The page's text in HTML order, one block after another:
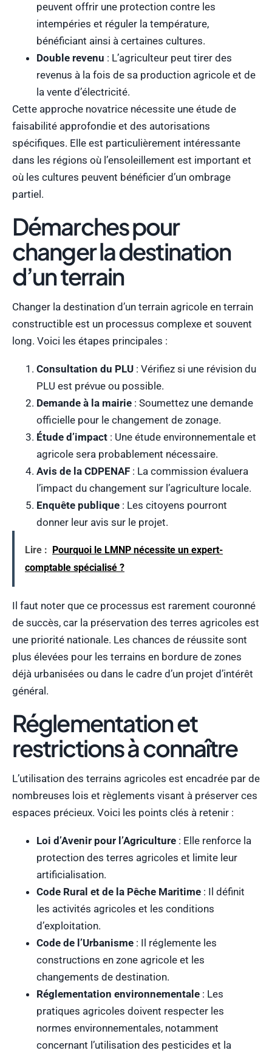
peuvent offrir une protection contre les
intempéries et réguler la température,
bénéficiant ainsi à certaines cultures.
Double revenu : L’agriculteur peut tirer des
revenus à la fois de sa production agricole et de
la vente d’électricité.
Cette approche novatrice nécessite une étude de
faisabilité approfondie et des autorisations
spécifiques. Elle est particulièrement intéressante
dans les régions où l’ensoleillement est important et
où les cultures peuvent bénéficier d’un ombrage
partiel.
Démarches pour
changer la destination
d’un terrain
Changer la destination d’un terrain agricole en terrain
constructible est un processus complexe et souvent
long. Voici les étapes principales :
Consultation du PLU : Vérifiez si une révision du
PLU est prévue ou possible.
Demande à la mairie : Soumettez une demande
officielle pour le changement de zonage.
Étude d’impact : Une étude environnementale et
agricole sera probablement nécessaire.
Avis de la CDPENAF : La commission évaluera
l’impact du changement sur l’agriculture locale.
Enquête publique : Les citoyens pourront
donner leur avis sur le projet.
Lire : Pourquoi le LMNP nécessite un expert-
comptable spécialisé ?
Il faut noter que ce processus est rarement couronné
de succès, car la préservation des terres agricoles est
une priorité nationale. Les chances de réussite sont
plus élevées pour les terrains en bordure de zones
déjà urbanisées ou dans le cadre d’un projet d’intérêt
général.
Réglementation et
restrictions à connaître
L’utilisation des terrains agricoles est encadrée par de
nombreuses lois et règlements visant à préserver ces
espaces précieux. Voici les points clés à retenir :
Loi d’Avenir pour l’Agriculture : Elle renforce la
protection des terres agricoles et limite leur
artificialisation.
Code Rural et de la Pêche Maritime : Il définit
les activités agricoles et les conditions
d’exploitation.
Code de l’Urbanisme : Il réglemente les
constructions en zone agricole et les
changements de destination.
Réglementation environnementale : Les
pratiques agricoles doivent respecter les
normes environnementales, notamment
concernant l’utilisation des pesticides et la